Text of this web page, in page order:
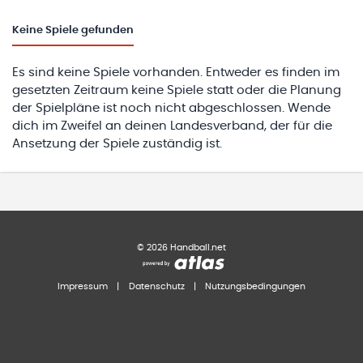
Keine Spiele gefunden
Es sind keine Spiele vorhanden. Entweder es finden im
gesetzten Zeitraum keine Spiele statt oder die Planung
der Spielpläne ist noch nicht abgeschlossen. Wende
dich im Zweifel an deinen Landesverband, der für die
Ansetzung der Spiele zuständig ist.
© 2026 Handball.net
Impressum Datenschutz Nutzungsbedingungen